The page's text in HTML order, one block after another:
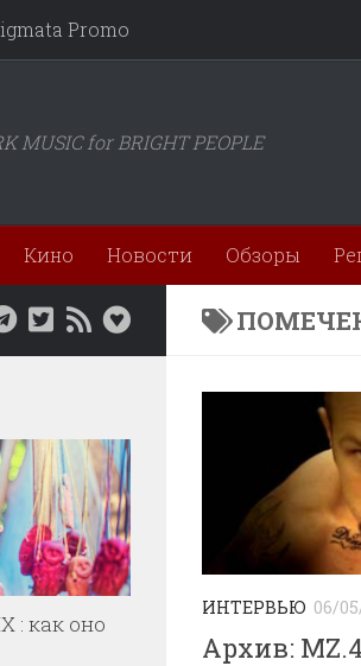
Promo
MUSIC for BRIGHT PEOPLE
Кино Новости Обзоры
ИНТЕРВЬЮ 06/
Архив:
: как оно